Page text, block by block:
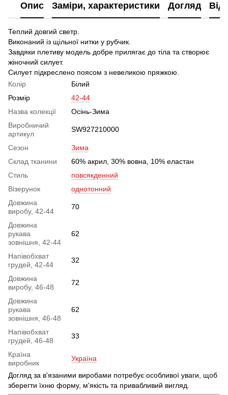
Опис Заміри, характеристики Догляд
Теплий довгий светр.
Виконаний із щільної нитки у рубчик.
Завдяки плетиву модель добре прилягає до тіла та створює
жіночний силует.
Силует підкреслено поясом з невеликою пряжкою.
Колір
Білий
Розмір
42-44
Назва колекції
Осінь-Зима
Виробничий
артикул
SW927210000
Сезон
Зима
Склад тканини
60% акрил, 30% вовна, 10% еластан
Стиль
повсякденний
Візерунок
однотонний
Довжина
виробу, 42-44
70
Довжина
рукава
зовнішня, 42-44
62
Напівобхват
грудей, 42-44
32
Довжина
виробу, 46-48
72
Довжина
рукава
зовнішня, 46-48
62
Напівобхват
грудей, 46-48
33
Країна
виробник
Україна
Догляд за в'язаними виробами потребує особливої уваги, щоб
зберегти їхню форму, м'якість та привабливий вигляд.